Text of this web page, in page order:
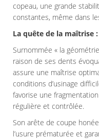
copeau, une grande
constantes, même dans
La quête de la maîtrise :
Surnommée « la
raison de ses dents
assure une maîtrise
conditions d’usinage
favorise une
régulière et contrôlée.
Son arête de coupe
l’usure prématurée et